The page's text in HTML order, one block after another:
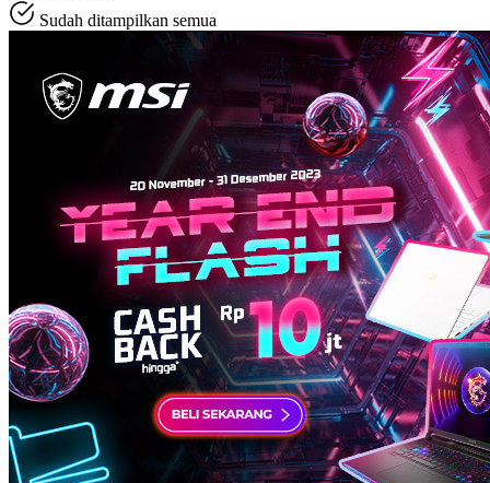
Sudah ditampilkan semua